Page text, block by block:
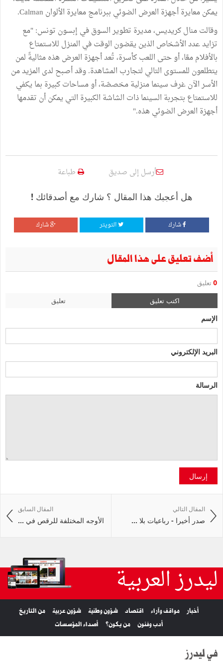
يمكن معايرة أجهزة العرض الضوئي ببرنامج معايرة الألوان Calman.
وقالت منال كريديس، مديرة تطوير السوق في إبسون تونس: "مع
تزايد عدد الأشخاص الذين يقضون الوقت في المنزل للاستمتاع
بالأفلام معًا، أو حتى اللعب كأسرة، تُعد أجهزة العرض هذه مثاليةً لمن
يتطلعون للمستوى التالي لتجارب المشاهدة. وقد أصبح لدى المزيد من
الأسر الآن غرف سينما منزلية مخصصّة، أو مساحات كبيرة بما يكفي
للاستمتاع بتجربة السينما ذات الشاشة الكبيرة التي يمكن أن تقدمها
أجهزة العرض الضوئي هذه."
أرسل إلى صديق طباعة
هل أعجبك هذا المقال ؟ شارك مع أصدقائك !
شارك التويتر شارك
أضف تعليق على هذا المقال
0 تعليق
اكتب تعليق تعليق
الإسم
البريد الإلكتروني
الرسالة
إرسال
المقال السابق
الأوجه المختلفة للرقص في ...
المقال التالي
صدر أخيرا - رباعيات بلا ...
ليدرز العربية
أخبار مواقف وآراء اقتصاد شؤون وطنية شؤون عربية
من التاريخ
أدب وفنون
من يكون؟ أصداء المؤسسات
في ليدرز